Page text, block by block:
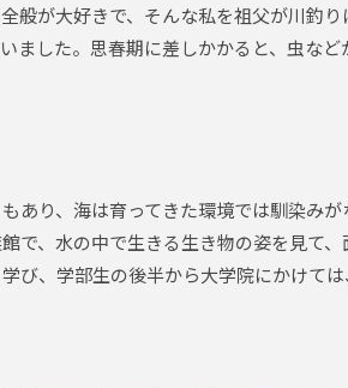
が大好きで、そんな私を祖父が川釣
ました。思春期に差しかかると、虫な
り、海は育ってきた環境では馴染みが
で、水の中で生きる生き物の姿を見て
び、学部生の後半から大学院にかけて